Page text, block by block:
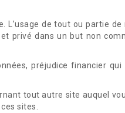
L’usage de tout ou partie de
privé dans un but non
préjudice financier qui
tout autre site auquel
sites.